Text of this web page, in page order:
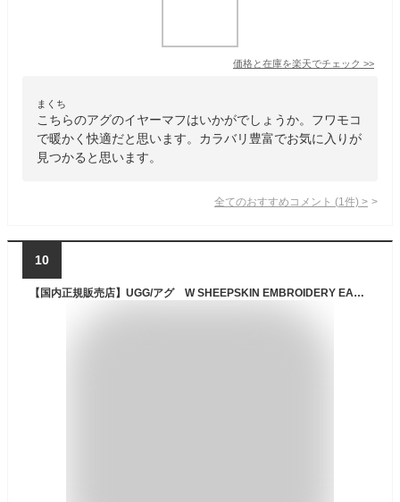
価格と在庫を楽天でチェック >>
まくち
こちらのアグのイヤーマフはいかがでしょうか。フワモコ
で暖かく快適だと思います。カラバリ豊富でお気に入りが
見つかると思います。
全てのおすすめコメント (1 件) >
10
【国内正規販売店】UGG/アグ W SHEEPSKIN EMBROIDERY EARMUFF/シープスキン エンブロイダリー イヤーマフ 20955【レディース】【(GMS)grey mist】